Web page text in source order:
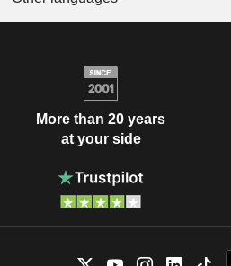
More than 20 years
at your side